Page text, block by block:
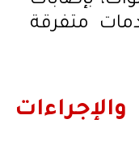
متفرقة